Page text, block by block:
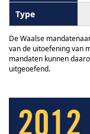
De Waalse
van de uitoefening van
mandaten kunnen
uitgeoefend.